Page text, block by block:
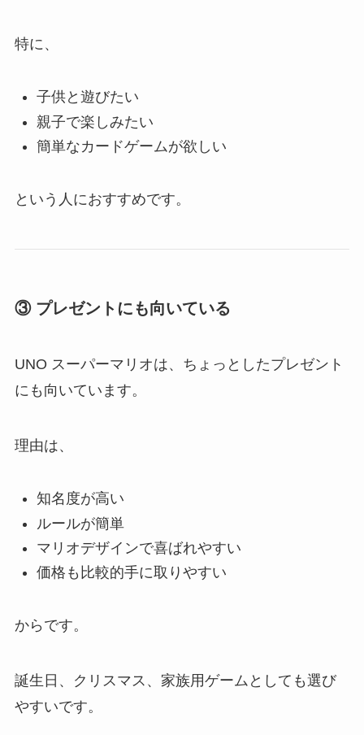
特に、
子供と遊びたい
親子で楽しみたい
簡単なカードゲームが欲しい
という人におすすめです。
③ プレゼントにも向いている
UNO スーパーマリオは、ちょっとしたプレゼント
にも向いています。
理由は、
知名度が高い
ルールが簡単
マリオデザインで喜ばれやすい
価格も比較的手に取りやすい
からです。
誕生日、クリスマス、家族用ゲームとしても選び
やすいです。